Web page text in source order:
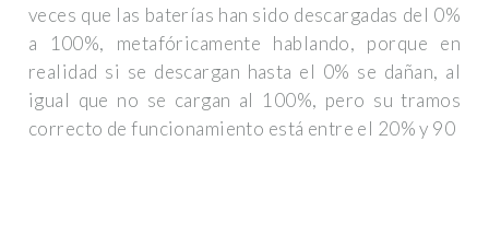
veces que las baterías han sido descargadas del 0%
a 100%, metafóricamente hablando, porque en
realidad si se descargan hasta el 0% se dañan, al
igual que no se cargan al 100%, pero su tramos
correcto de funcionamiento está entre el 20% y 90